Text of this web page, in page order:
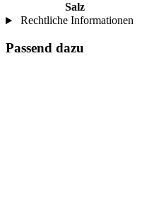
Salz
Rechtliche Informationen
Passend dazu